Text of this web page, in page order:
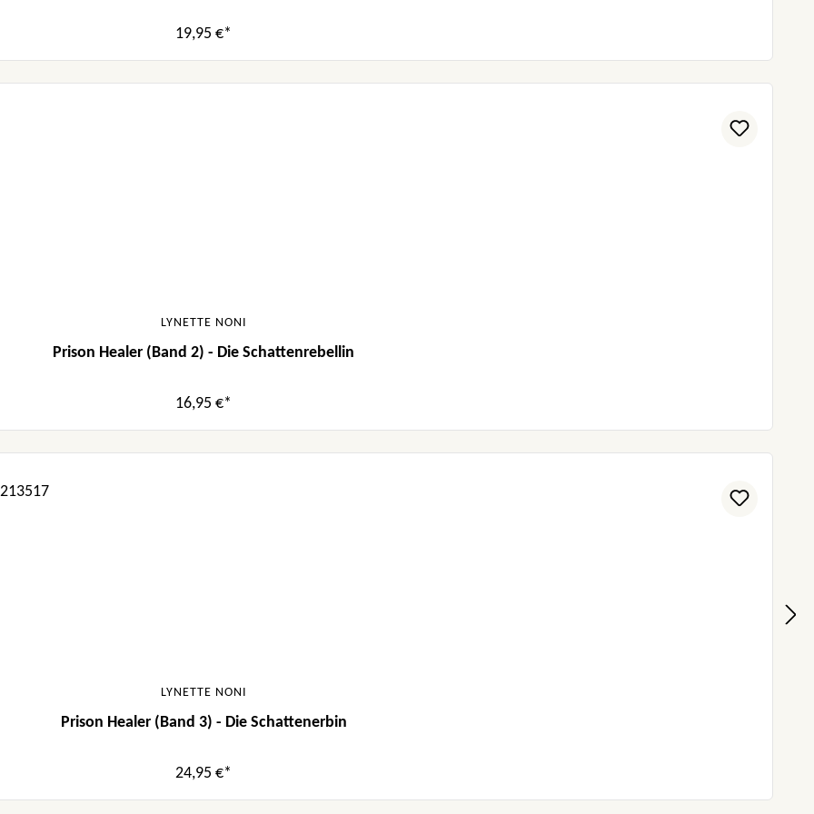
19,95 €*
LYNETTE NONI
Prison Healer (Band 2) - Die Schattenrebellin
16,95 €*
LYNETTE NONI
Prison Healer (Band 3) - Die Schattenerbin
24,95 €*